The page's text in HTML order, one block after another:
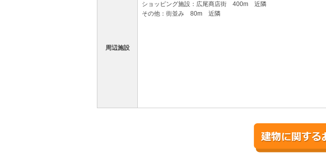
周辺施設
ショッピング施設：広尾商店街 400m 近隣
その他：街並み 80m 近隣